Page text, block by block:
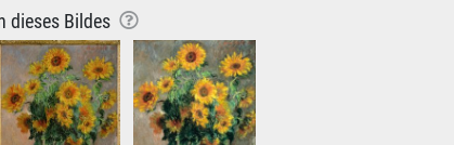
dieses Bildes